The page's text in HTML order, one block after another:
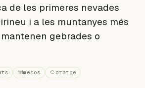
de les primeres nevades
i a les muntanyes més
gebrades o
mesos oratge